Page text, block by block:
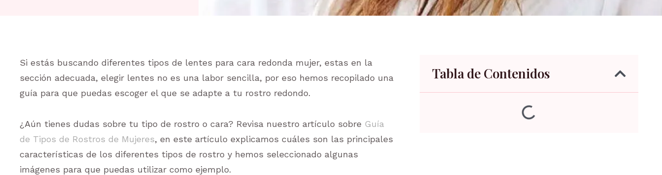
Si estás buscando diferentes tipos de lentes para cara redonda mujer, estas en la
sección adecuada, elegir lentes no es una labor sencilla, por eso hemos recopilado una
guía para que puedas escoger el que se adapte a tu rostro redondo.
¿Aún tienes dudas sobre tu tipo de rostro o cara? Revisa nuestro artículo sobre Guía
de Tipos de Rostros de Mujeres, en este artículo explicamos cuáles son las principales
características de los diferentes tipos de rostro y hemos seleccionado algunas
imágenes para que puedas utilizar como ejemplo.
Tabla de Contenidos